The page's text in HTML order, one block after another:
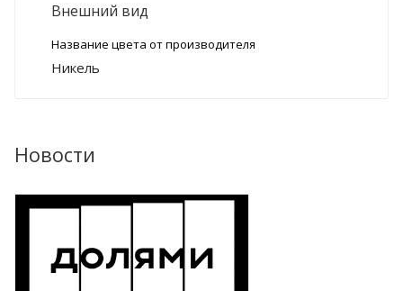
Внешний вид
Название цвета от производителя
Никель
Новости